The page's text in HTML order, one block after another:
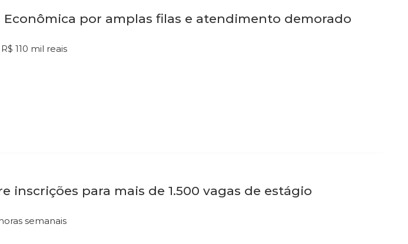
Econômica por amplas filas e atendimento demorado
110 mil reais
inscrições para mais de 1.500 vagas de estágio
semanais